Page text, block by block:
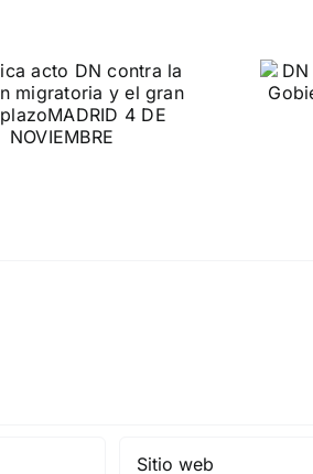
DN ante las
protestas contra el
Gobierno